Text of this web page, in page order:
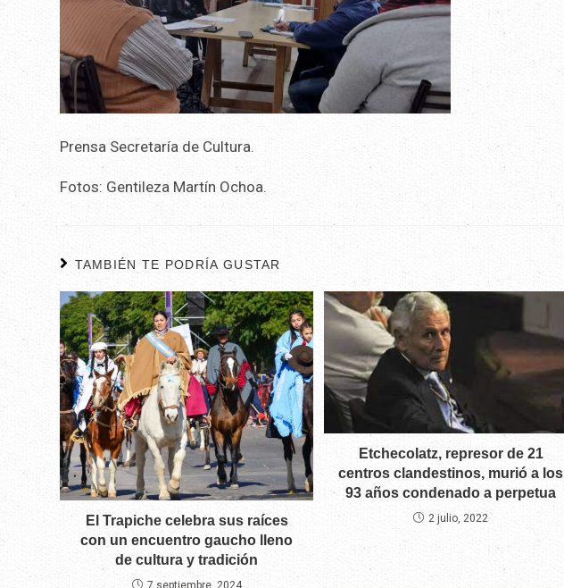
Prensa Secretaría de Cultura.
Fotos: Gentileza Martín Ochoa.
TAMBIÉN TE PODRÍA GUSTAR
El Trapiche celebra sus raíces
con un encuentro gaucho lleno
de cultura y tradición
7 septiembre, 2024
Etchecolatz, represor de 21
centros clandestinos, murió a los
93 años condenado a perpetua
2 julio, 2022